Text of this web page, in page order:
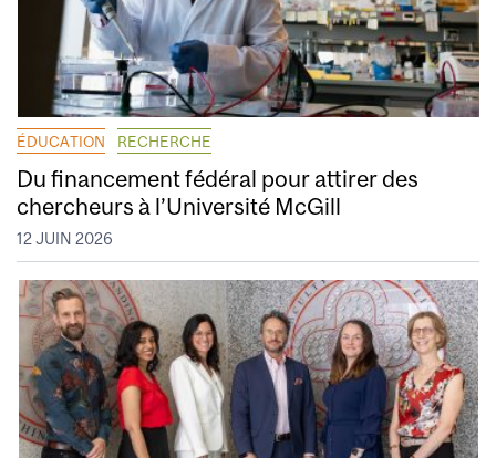
ÉDUCATION RECHERCHE
Du financement fédéral pour attirer des
chercheurs à l’Université McGill
12 JUIN 2026